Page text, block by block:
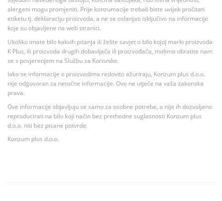
alergeni mogu promjeniti. Prije konzumacije trebali biste uvijek pročitati
etiketu tj. deklaraciju proizvoda, a ne se oslanjati isključivo na informacije
koje su objavljene na web stranici.
Ukoliko imate bilo kakvih pitanja ili želite savjet o bilo kojoj marki proizvoda
K Plus, ili proizvoda drugih dobavljača ili proizvođača, molimo obratite nam
se s povjerenjem na Službu za Korisnike.
Iako se informacije o proizvodima redovito ažuriraju, Konzum plus d.o.o.
nije odgovoran za netočne informacije. Ovo ne utječe na vaša zakonska
prava.
Ove informacije objavljuju se samo za osobne potrebe, a nije ih dozvoljeno
reproducirati na bilo koji način bez prethodne suglasnosti Konzum plus
d.o.o. niti bez pisane potvrde.
Konzum plus d.o.o.